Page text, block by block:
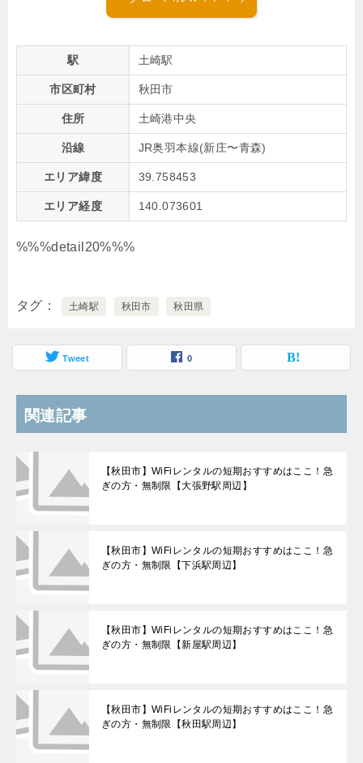
駅 土崎駅
市区町村 秋田市
住所 土崎港中央
沿線 JR奥羽本線(新庄〜青森)
エリア緯度 39.758453
エリア経度 140.073601
%%%detail20%%%
タグ 土崎駅 秋田市 秋田県
Tweet 0
関連記事
【秋田市】WiFiレンタルの短期おすすめはここ！急
ぎの方・無制限【大張野駅周辺】
【秋田市】WiFiレンタルの短期おすすめはここ！急
ぎの方・無制限【下浜駅周辺】
【秋田市】WiFiレンタルの短期おすすめはここ！急
ぎの方・無制限【新屋駅周辺】
【秋田市】WiFiレンタルの短期おすすめはここ！急
ぎの方・無制限【秋田駅周辺】